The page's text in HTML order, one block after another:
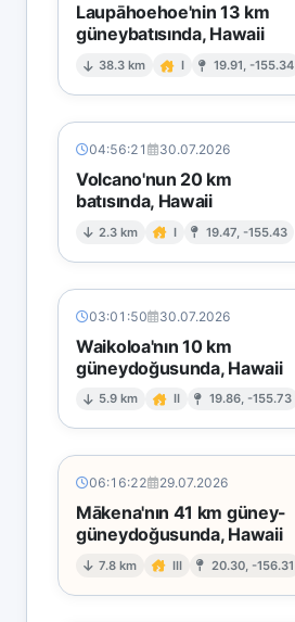
Laupāhoehoe'nin 13 km
güneybatısında, Hawaii
38.3 km I 19.91, -155.34
04:56:21 30.07.2026
Volcano'nun 20 km
batısında, Hawaii
2.3 km I 19.47, -155.43
03:01:50 30.07.2026
Waikoloa'nın 10 km
güneydoğusunda, Hawaii
5.9 km II 19.86, -155.73
06:16:22 29.07.2026
Mākena'nın 41 km güney-
güneydoğusunda, Hawaii
7.8 km III 20.30, -156.31